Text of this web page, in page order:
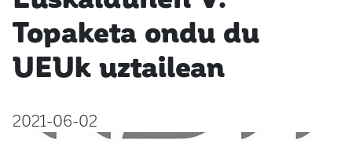
Topaketa ondu du
UEUk uztailean
2021-06-02